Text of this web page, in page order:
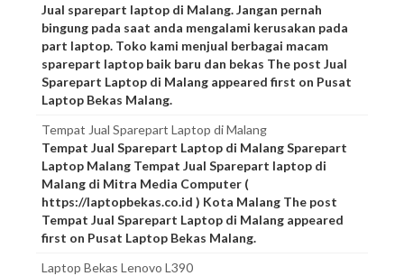
Jual sparepart laptop di Malang. Jangan pernah
bingung pada saat anda mengalami kerusakan pada
part laptop. Toko kami menjual berbagai macam
sparepart laptop baik baru dan bekas The post Jual
Sparepart Laptop di Malang appeared first on Pusat
Laptop Bekas Malang.
Tempat Jual Sparepart Laptop di Malang
Tempat Jual Sparepart Laptop di Malang Sparepart
Laptop Malang Tempat Jual Sparepart laptop di
Malang di Mitra Media Computer (
https://laptopbekas.co.id ) Kota Malang The post
Tempat Jual Sparepart Laptop di Malang appeared
first on Pusat Laptop Bekas Malang.
Laptop Bekas Lenovo L390